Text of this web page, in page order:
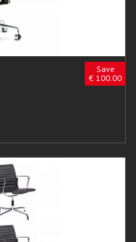
Save
€ 100.00